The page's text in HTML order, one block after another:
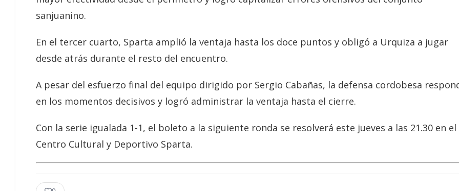
sanjuanino.
En el tercer cuarto, Sparta amplió la ventaja hasta los doce puntos y obligó a Urquiza a jugar
desde atrás durante el resto del encuentro.
A pesar del esfuerzo final del equipo dirigido por Sergio Cabañas, la defensa cordobesa
en los momentos decisivos y logró administrar la ventaja hasta el cierre.
Con la serie igualada 1-1, el boleto a la siguiente ronda se resolverá este jueves a las 21.30 en el
Centro Cultural y Deportivo Sparta.